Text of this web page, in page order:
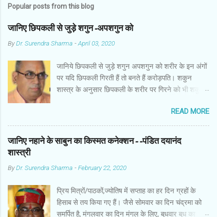
Popular posts from this blog
जानिए छिपकली से जुड़े शगुन-अपशगुन को
ByDr. Surendra Sharma -April 03, 2020
जानिये छिपकली से जुड़े शगुन अपशगुन को शरीर के इन अंगों
पर यदि छिपकली गिरती हैं तो बनते हैं करोड़पति। शकुन
शास्त्र के अनुसार छिपकली के शरीर पर गिरने को भी शकुन/
पाई जाती है, एक जंगली और एक घरेलू। छिपकली की जंगली
नस्ल को गिरगिट कहा जाता है जबकि घरों में पाई जाने वाली
छिपकली घरेलू छिपकली कही जाती है। शकुन शास्त्र के
अनुसार छिपकली के शरीर पर गिरने को भी शकुन/अपशकुन
के दाहिनी तरफ गिरना ठीक होता है। इसी प्रकार छिपकली का
की ओर गिरना अच्छा नहीं होता। रविवार या मंगलवार को लाल
रंग की छिपकली तथा शनिवार को काले रंग की छिपकली से
READ MORE
जानिए नहाने के साबुन का किस्मत कनेक्शन--पंडित दयानंद
शास्त्री
ByDr. Surendra Sharma -February 22, 2020
प्रिय मित्रों/पाठकों,ज्योतिष में सप्ताह का हर दिन ग्रहों के
हिसाब से तय किया गए हैं। जैसे सोमवार का दिन चंद्रमा को
समर्पित है, मंगलवार का दिन मंगल के लिए, बुधवार बुध का